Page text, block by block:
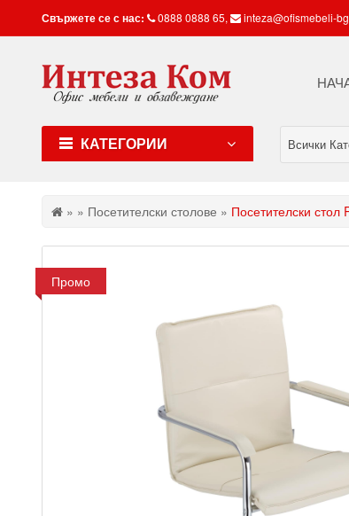
Свържете се с нас: 0888 0888 65, inteza@ofismebeli-
КАТЕГОРИИ Всички
» » Посетителски столове » Посетителски
Промо